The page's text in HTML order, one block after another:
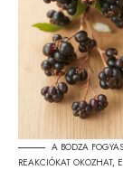
A BODZA
REAKCIÓKAT OKOZHAT,